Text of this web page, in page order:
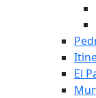
El